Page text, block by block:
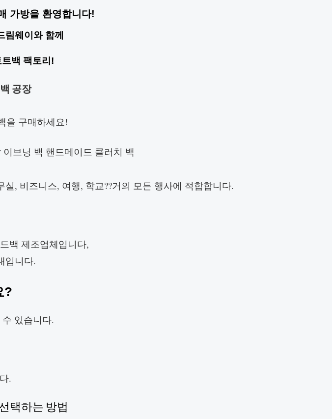
가방을 환영합니다!
림웨이와 함께
백 팩토리!
을 구매하세요!
브닝 백 핸드메이드 클러치 백
, 비즈니스, 여행, 학교??거의 모든 행사에 적합합니다.
백 제조업체입니다,
입니다.
?
있습니다.
.
택하는 방법